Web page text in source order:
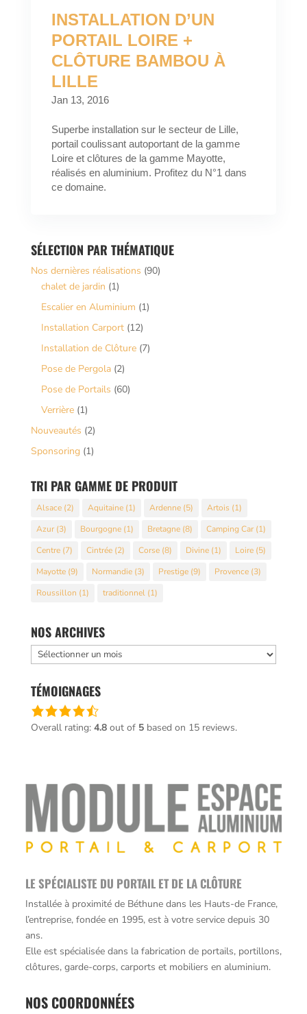
INSTALLATION D’UN
PORTAIL LOIRE +
CLÔTURE BAMBOU À
LILLE
Jan 13, 2016
Superbe installation sur le secteur de Lille,
portail coulissant autoportant de la gamme
Loire et clôtures de la gamme Mayotte,
réalisés en aluminium. Profitez du N°1 dans
ce domaine.
SÉLECTION PAR THÉMATIQUE
Nos dernières réalisations (90)
chalet de jardin (1)
Escalier en Aluminium (1)
Installation Carport(12)
Installation de Clôture(7)
Pose de Pergola(2)
Pose de Portails (60)
Verrière(1)
Nouveautés (2)
Sponsoring(1)
TRI PAR GAMME DE PRODUIT
Alsace(2) Aquitaine(1) Ardenne(5) Artois(1)
Azur(3) Bourgogne(1) Bretagne(8) Camping Car(1)
Centre(7) Cintrée(2) Corse(8) Divine(1) Loire(5)
Mayotte(9) Normandie(3) Prestige(9) Provence(3)
Roussillon (1) traditionnel(1)
NOS ARCHIVES
Nos
archives
TÉMOIGNAGES
Une
note
sur
12 345
votes
Overall rating: 4.8 out of 5based on 15 reviews.
LE SPÉCIALISTE DU PORTAIL ET DE LA CLÔTURE
Installée à proximité de Béthune dans les Hauts-de France,
l’entreprise, fondée en 1995, est à votre service depuis 30
ans.
Elle est spécialisée dans la fabrication de portails, portillons,
clôtures, garde-corps, carports et mobiliers en aluminium.
NOS COORDONNÉES